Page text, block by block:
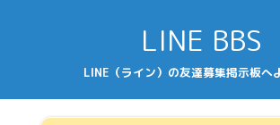
LINE BBS
LINE（ライン）の友達募集掲示板へ